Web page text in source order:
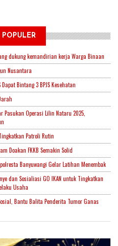
POPULER
dukung kemandirian kerja Warga Binaan
Nusantara
Bintang 3 BPJS Kesehatan
Pasukan Operasi Lilin Nataru 2025,
Patroli Rutin
Doakan FKKB Semakin Solid
Banyuwangi Gelar Latihan Menembak
dan Sosialiasi GO IKAN untuk Tingkatkan
Usaha
Bantu Balita Penderita Tumor Ganas